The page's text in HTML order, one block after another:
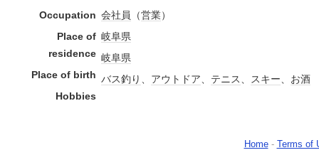
Occupation 会社員 （営業）
Place of
residence
岐阜県
Place of birth
岐阜県
Hobbies
バス釣り 、 アウトドア、 テニス、 スキー、 お酒
Home- Terms of